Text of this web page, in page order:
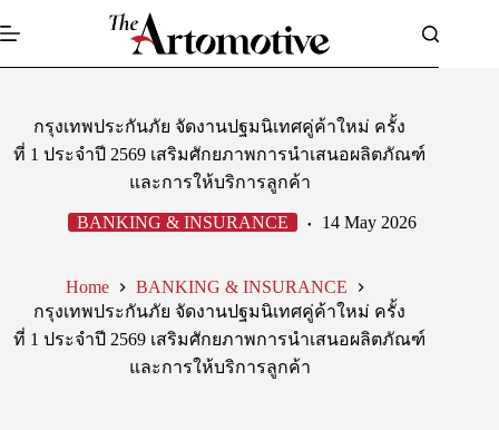
to
กรุงเทพประกันภัย จัดงานปฐมนิเทศคู่ค้าใหม่ ครั้ง
ที่ 1 ประจำปี 2569 เสริมศักยภาพการนำเสนอผลิตภัณฑ์
และการให้บริการลูกค้า
BANKING & INSURANCE 14 May 2026
Home
BANKING & INSURANCE
กรุงเทพประกันภัย จัดงานปฐมนิเทศคู่ค้าใหม่ ครั้ง
ที่ 1 ประจำปี 2569 เสริมศักยภาพการนำเสนอผลิตภัณฑ์
และการให้บริการลูกค้า